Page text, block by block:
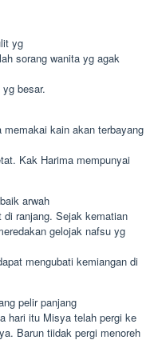
yg
sorang wanita yg agak
besar.
kain akan terbayang
Kak Harima mempunyai
arwah
ranjang. Sejak kematian
gelojak nafsu yg
mengubati kemiangan di
pelir panjang
hari itu Misya telah pergi ke
Barun tiidak pergi menoreh